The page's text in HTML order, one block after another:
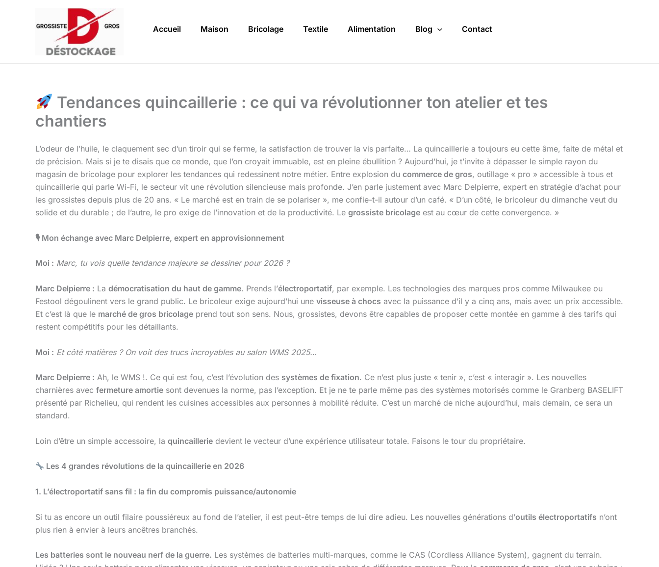
Accueil Maison Bricolage Textile Alimentation Blog Contact
Tendances quincaillerie : ce qui va révolutionner ton atelier et tes
chantiers
L’odeur de l’huile, le claquement sec d’un tiroir qui se ferme, la satisfaction de trouver la vis parfaite… La quincaillerie a toujours eu cette âme, faite de métal et
de précision. Mais si je te disais que ce monde, que l’on croyait immuable, est en pleine ébullition ? Aujourd’hui, je t’invite à dépasser le simple rayon du
magasin de bricolage pour explorer les tendances qui redessinent notre métier. Entre explosion du commerce de gros, outillage « pro » accessible à tous et
quincaillerie qui parle Wi-Fi, le secteur vit une révolution silencieuse mais profonde. J’en parle justement avec Marc Delpierre, expert en stratégie d’achat pour
les grossistes depuis plus de 20 ans. « Le marché est en train de se polariser », me confie-t-il autour d’un café. « D’un côté, le bricoleur du dimanche veut du
solide et du durable ; de l’autre, le pro exige de l’innovation et de la productivité. Le grossiste bricolage est au cœur de cette convergence. »
🎙 ️ Mon échange avec Marc Delpierre, expert en approvisionnement
Moi : Marc, tu vois quelle tendance majeure se dessiner pour 2026 ?
Marc Delpierre : La démocratisation du haut de gamme. Prends l’électroportatif, par exemple. Les technologies des marques pros comme Milwaukee ou
Festool dégoulinent vers le grand public. Le bricoleur exige aujourd’hui une visseuse à chocs avec la puissance d’il y a cinq ans, mais avec un prix accessible.
Et c’est là que le marché de gros bricolage prend tout son sens. Nous, grossistes, devons être capables de proposer cette montée en gamme à des tarifs qui
restent compétitifs pour les détaillants.
Moi : Et côté matières ? On voit des trucs incroyables au salon WMS 2025…
Marc Delpierre : Ah, le WMS !. Ce qui est fou, c’est l’évolution des systèmes de fixation. Ce n’est plus juste « tenir », c’est « interagir ». Les nouvelles
charnières avec fermeture amortie sont devenues la norme, pas l’exception. Et je ne te parle même pas des systèmes motorisés comme le Granberg BASELIFT
présenté par Richelieu, qui rendent les cuisines accessibles aux personnes à mobilité réduite. C’est un marché de niche aujourd’hui, mais demain, ce sera un
standard.
Loin d’être un simple accessoire, la quincaillerie devient le vecteur d’une expérience utilisateur totale. Faisons le tour du propriétaire.
Les 4 grandes révolutions de la quincaillerie en 2026
1. L’électroportatif sans fil : la fin du compromis puissance/autonomie
Si tu as encore un outil filaire poussiéreux au fond de l’atelier, il est peut-être temps de lui dire adieu. Les nouvelles générations d’outils électroportatifs n’ont
plus rien à envier à leurs ancêtres branchés.
Les batteries sont le nouveau nerf de la guerre. Les systèmes de batteries multi-marques, comme le CAS (Cordless Alliance System), gagnent du terrain.